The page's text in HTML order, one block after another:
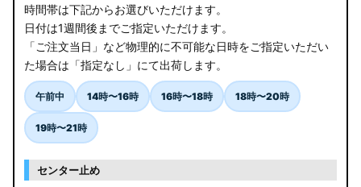
時間帯は下記からお選びいただけます。
日付は1週間後までご指定いただけます。
「ご注文当日」など物理的に不可能な日時をご指定いただい
た場合は「指定なし」にて出荷します。
午前中 14時〜16時 16時〜18時 18時〜20時
19時〜21時
センター止め